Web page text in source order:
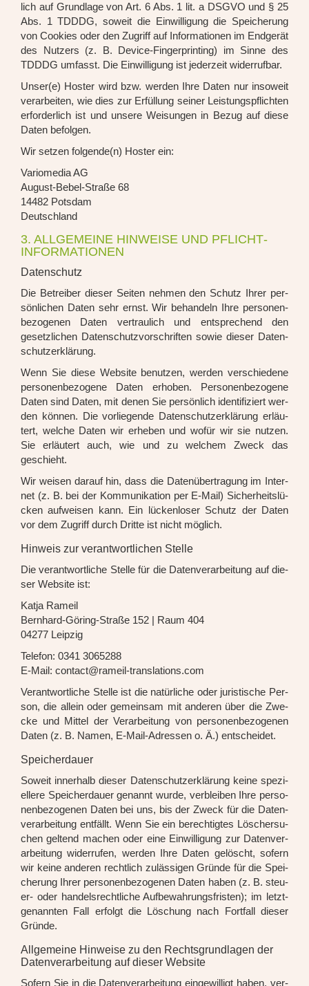
lich auf Grund­la­ge von Art. 6 Abs. 1 lit. a DSGVO und § 25
Abs. 1 TDDDG, soweit die Ein­wil­li­gung die Spei­che­rung
von Coo­kies oder den Zugriff auf Infor­ma­tio­nen im End­ge­rät
des Nut­zers (z. B. Device-Fin­ger­prin­ting) im Sin­ne des
TDDDG umfasst. Die Ein­wil­li­gung ist jeder­zeit wider­ruf­bar.
Unser(e) Hos­ter wird bzw. wer­den Ihre Daten nur inso­weit
ver­ar­bei­ten, wie dies zur Erfül­lung sei­ner Leis­tungs­pflich­ten
erfor­der­lich ist und unse­re Wei­sun­gen in Bezug auf die­se
Daten befol­gen.
Wir set­zen folgende(n) Hos­ter ein:
Vario­me­dia AG
August-Bebel-Stra­ße 68
14482 Pots­dam
Deutsch­land
3. ALLGEMEINE HINWEISE UND PFLICHT­
INFORMATIONEN
Datenschutz
Die Betrei­ber die­ser Sei­ten neh­men den Schutz Ihrer per­
sön­li­chen Daten sehr ernst. Wir behan­deln Ihre per­so­nen­
be­zo­ge­nen Daten ver­trau­lich und ent­spre­chend den
gesetz­li­chen Daten­schutz­vor­schrif­ten sowie die­ser Daten­
schutz­er­klä­rung.
Wenn Sie die­se Web­site benut­zen, wer­den ver­schie­de­ne
per­so­nen­be­zo­ge­ne Daten erho­ben. Per­so­nen­be­zo­ge­ne
Daten sind Daten, mit denen Sie per­sön­lich iden­ti­fi­ziert wer­
den kön­nen. Die vor­lie­gen­de Daten­schutz­er­klä­rung erläu­
tert, wel­che Daten wir erhe­ben und wofür wir sie nut­zen.
Sie erläu­tert auch, wie und zu wel­chem Zweck das
geschieht.
Wir wei­sen dar­auf hin, dass die Daten­über­tra­gung im Inter­
net (z. B. bei der Kom­mu­ni­ka­ti­on per E-Mail) Sicher­heits­lü­
cken auf­wei­sen kann. Ein lücken­lo­ser Schutz der Daten
vor dem Zugriff durch Drit­te ist nicht mög­lich.
Hinweis zur verantwortlichen Stelle
Die ver­ant­wort­li­che Stel­le für die Daten­ver­ar­bei­tung auf die­
ser Web­site ist:
Kat­ja Rameil
Bern­hard-Göring-Stra­ße 152 | Raum 404
04277 Leip­zig
Tele­fon: 0341 3065288
E-Mail: contact@rameil-translations.com
Ver­ant­wort­li­che Stel­le ist die natür­li­che oder juris­ti­sche Per­
son, die allein oder gemein­sam mit ande­ren über die Zwe­
cke und Mit­tel der Ver­ar­bei­tung von per­so­nen­be­zo­ge­nen
Daten (z. B. Namen, E-Mail-Adres­sen o. Ä.) ent­schei­det.
Speicherdauer
Soweit inner­halb die­ser Daten­schutz­er­klä­rung kei­ne spe­zi­
el­le­re Spei­cher­dau­er genannt wur­de, ver­blei­ben Ihre per­so­
nen­be­zo­ge­nen Daten bei uns, bis der Zweck für die Daten­
ver­ar­bei­tung ent­fällt. Wenn Sie ein berech­tig­tes Löscher­su­
chen gel­tend machen oder eine Ein­wil­li­gung zur Daten­ver­
ar­bei­tung wider­ru­fen, wer­den Ihre Daten gelöscht, sofern
wir kei­ne ande­ren recht­lich zuläs­si­gen Grün­de für die Spei­
che­rung Ihrer per­so­nen­be­zo­ge­nen Daten haben (z. B. steu­
er- oder han­dels­recht­li­che Auf­be­wah­rungs­fris­ten); im letzt­
ge­nann­ten Fall erfolgt die Löschung nach Fort­fall die­ser
Grün­de.
Allgemeine Hinweise zu den Rechtsgrundlagen der
Datenverarbeitung auf dieser Website
Sofern Sie in die Daten­ver­ar­bei­tung ein­ge­wil­ligt haben, ver­